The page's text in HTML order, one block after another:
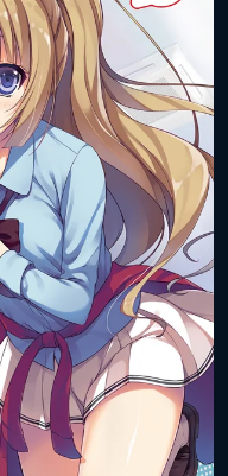
9
4-0406-8629-5